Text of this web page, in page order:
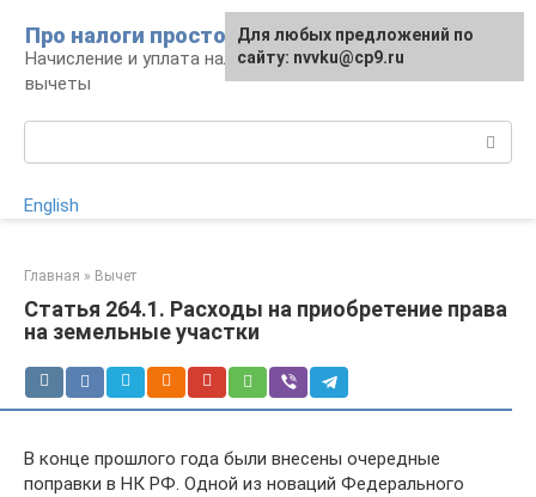
контенту
Про налоги просто
Начисление и уплата налогов, налоговые
вычеты
English
Главная » Вычет
Статья 264.1. Расходы на приобретение права
на земельные участки
В конце прошлого года были внесены очередные
поправки в НК РФ. Одной из новаций Федерального
Для любых предложений по
сайту: nvvku@cp9.ru